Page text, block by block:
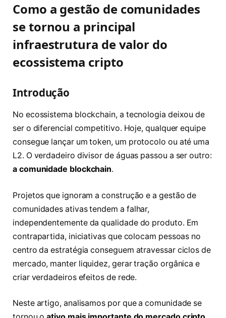
Como a gestão de comunidades
se tornou a principal
infraestrutura de valor do
ecossistema cripto
Introdução
No ecossistema blockchain, a tecnologia deixou de
ser o diferencial competitivo. Hoje, qualquer equipe
consegue lançar um token, um protocolo ou até uma
L2. O verdadeiro divisor de águas passou a ser outro:
a comunidade blockchain.
Projetos que ignoram a construção e a gestão de
comunidades ativas tendem a falhar,
independentemente da qualidade do produto. Em
contrapartida, iniciativas que colocam pessoas no
centro da estratégia conseguem atravessar ciclos de
mercado, manter liquidez, gerar tração orgânica e
criar verdadeiros efeitos de rede.
Neste artigo, analisamos por que a comunidade se